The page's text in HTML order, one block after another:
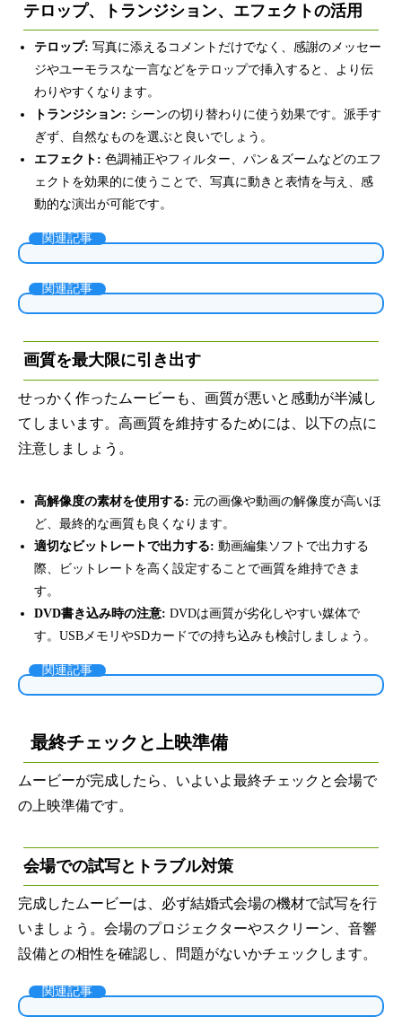
テロップ、トランジション、エフェクトの活用
テロップ: 写真に添えるコメントだけでなく、感謝のメッセー
ジやユーモラスな一言などをテロップで挿入すると、より伝
わりやすくなります。
トランジション: シーンの切り替わりに使う効果です。派手す
ぎず、自然なものを選ぶと良いでしょう。
エフェクト: 色調補正やフィルター、パン＆ズームなどのエフ
ェクトを効果的に使うことで、写真に動きと表情を与え、感
動的な演出が可能です。
関連記事
関連記事
画質を最大限に引き出す
せっかく作ったムービーも、画質が悪いと感動が半減し
てしまいます。高画質を維持するためには、以下の点に
注意しましょう。
高解像度の素材を使用する: 元の画像や動画の解像度が高いほ
ど、最終的な画質も良くなります。
適切なビットレートで出力する: 動画編集ソフトで出力する
際、ビットレートを高く設定することで画質を維持できま
す。
DVD書き込み時の注意: DVDは画質が劣化しやすい媒体で
す。USBメモリやSDカードでの持ち込みも検討しましょう。
関連記事
最終チェックと上映準備
ムービーが完成したら、いよいよ最終チェックと会場で
の上映準備です。
会場での試写とトラブル対策
完成したムービーは、必ず結婚式会場の機材で試写を行
いましょう。会場のプロジェクターやスクリーン、音響
設備との相性を確認し、問題がないかチェックします。
関連記事